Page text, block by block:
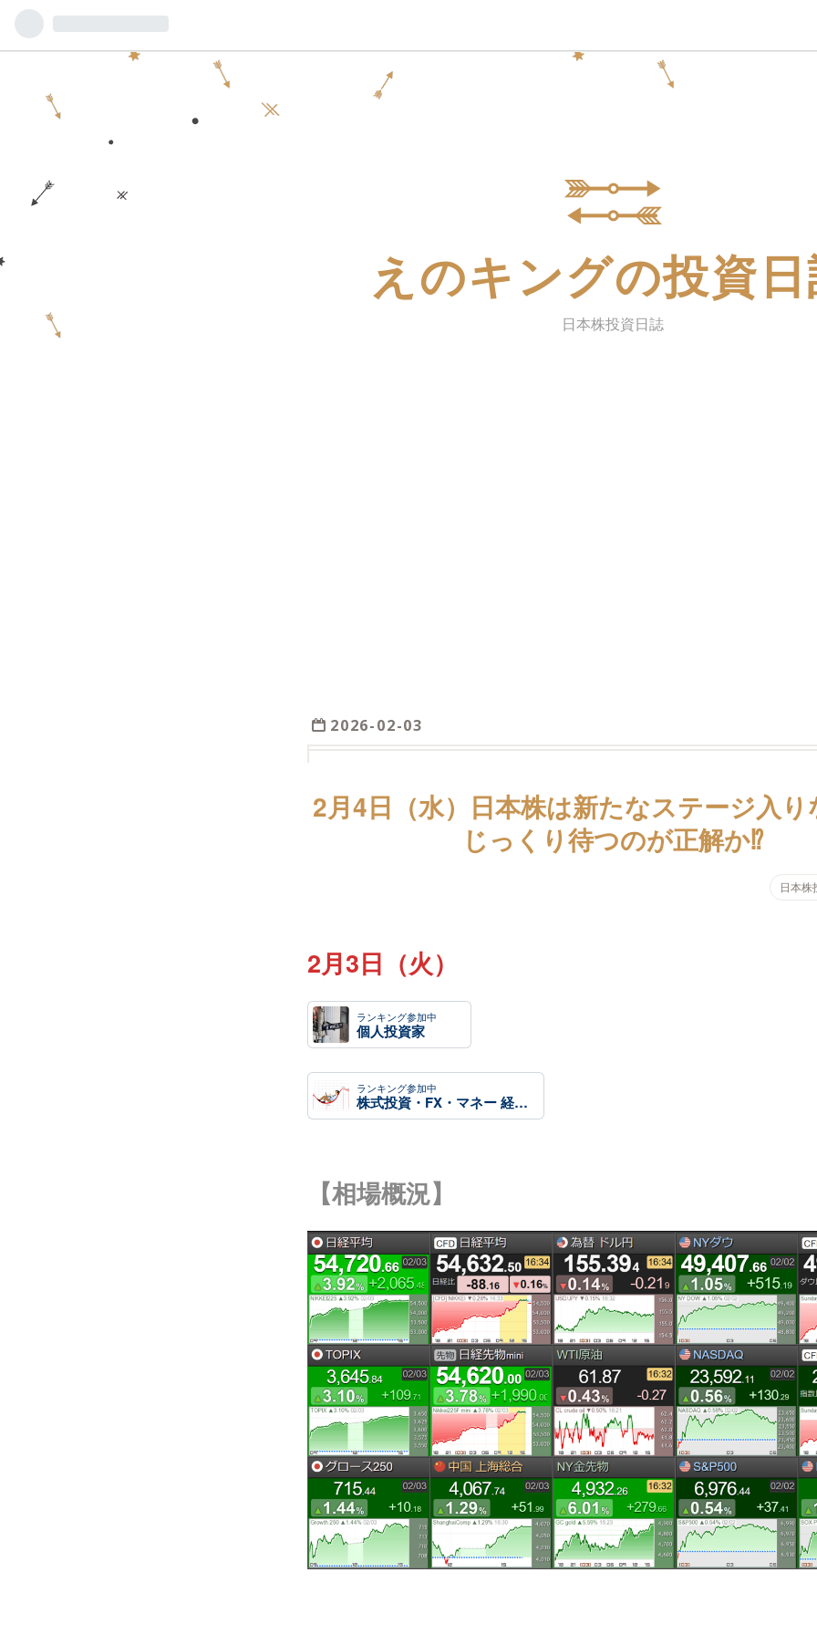
えのキングの投資
日本株投資日誌
2026-02-03
2月4日（水）日本株は新たなステージ入
じっくり待つのが正解か⁉
日本株
2月3日（火）
ランキング参加中
個人投資家
ランキング参加中
株式投資・FX・マネー 経済動向語り合おう！
【相場概況】